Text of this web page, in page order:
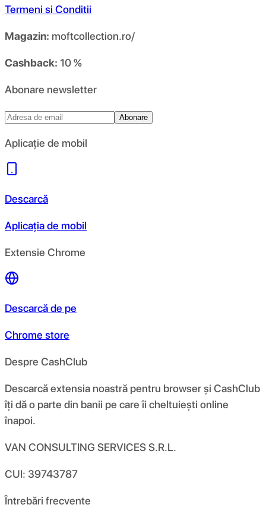
Termeni si Conditii
Magazin: moftcollection.ro/
Cashback: 10 %
Abonare newsletter
Abonare
Aplicație de mobil
Descarcă
Aplicația de mobil
Extensie Chrome
Descarcă de pe
Chrome store
Despre CashClub
Descarcă extensia noastră pentru browser și CashClub
îți dă o parte din banii pe care îi cheltuiești online
înapoi.
VAN CONSULTING SERVICES S.R.L.
CUI: 39743787
Întrebări frecvente